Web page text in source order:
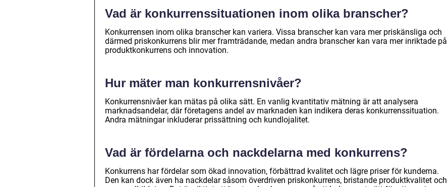
Vad är konkurrenssituationen inom olika branscher?
Konkurrensen inom olika branscher kan variera. Vissa branscher kan vara mer priskänsliga och
därmed priskonkurrens blir mer framträdande, medan andra branscher kan vara mer inriktade på
produktkonkurrens och innovation.
Hur mäter man konkurrensnivåer?
Konkurrensnivåer kan mätas på olika sätt. En vanlig kvantitativ mätning är att analysera
marknadsandelar, där företagens andel av marknaden kan indikera deras konkurrenssituation.
Andra mätningar inkluderar prissättning och kundlojalitet.
Vad är fördelarna och nackdelarna med konkurrens?
Konkurrens har fördelar som ökad innovation, förbättrad kvalitet och lägre priser för kunderna.
Den kan dock även ha nackdelar såsom överdriven priskonkurrens, bristande produktkvalitet och